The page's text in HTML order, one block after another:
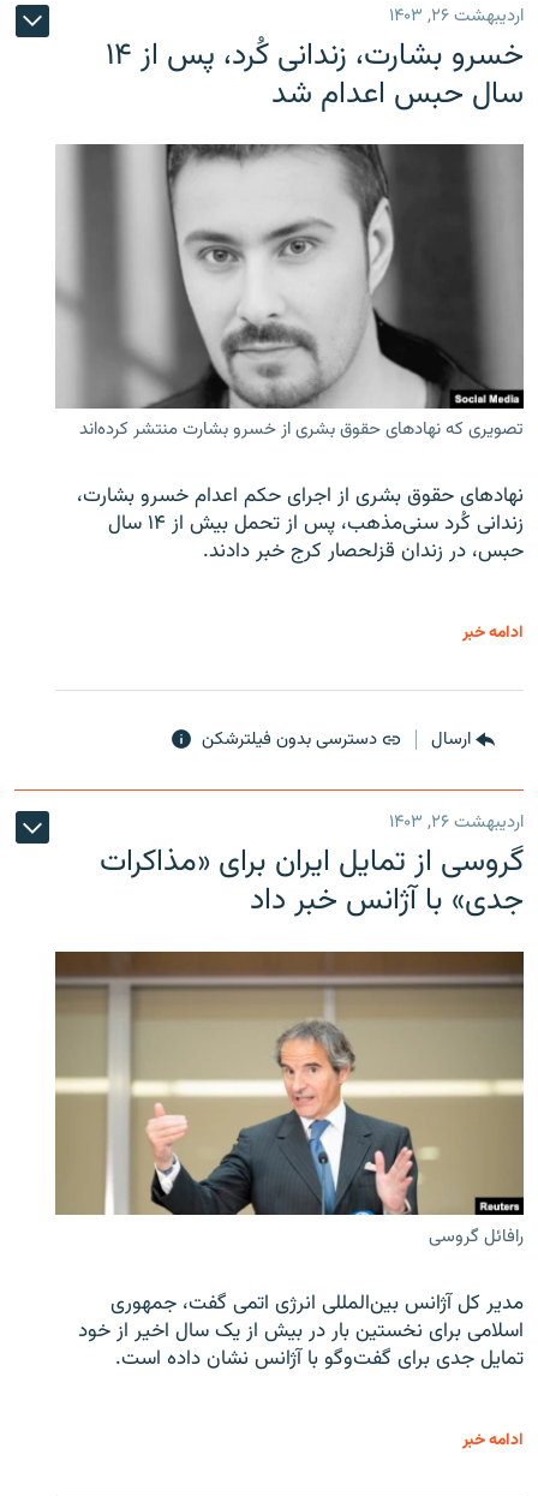
اردیبهشت ۲۶, ۱۴۰۳
خسرو بشارت، زندانی کُرد، پس از ۱۴
سال حبس اعدام شد
تصویری که نهادهای حقوق بشری از خسرو بشارت منتشر کرده‌اند
نهادهای حقوق بشری از اجرای حکم اعدام خسرو بشارت،
زندانی کُرد سنی‌مذهب، پس از تحمل بیش از ۱۴ سال
حبس، در زندان قزلحصار کرج خبر دادند.
ادامه خبر
ارسال دسترسی بدون فیلترشکن
اردیبهشت ۲۶, ۱۴۰۳
گروسی از تمایل ایران برای «مذاکرات
جدی» با آژانس خبر داد
رافائل گروسی
مدیر کل آژانس بین‌المللی انرژی اتمی گفت، جمهوری
اسلامی برای نخستین بار در بیش از یک سال اخیر از خود
تمایل جدی برای گفت‌وگو با آژانس نشان داده است.
ادامه خبر